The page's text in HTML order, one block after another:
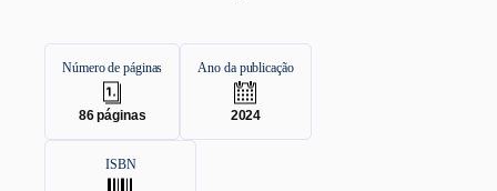
Número de páginas
86páginas
Ano da publicação
.
2024
ISBN